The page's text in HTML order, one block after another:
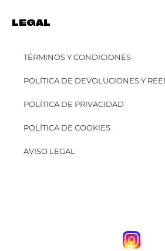
LEGAL
TÉRMINOS Y CONDICIONES
POLÍTICA DE DEVOLUCIONES Y
POLÍTICA DE PRIVACIDAD
POLÍTICA DE COOKIES
AVISO LEGAL